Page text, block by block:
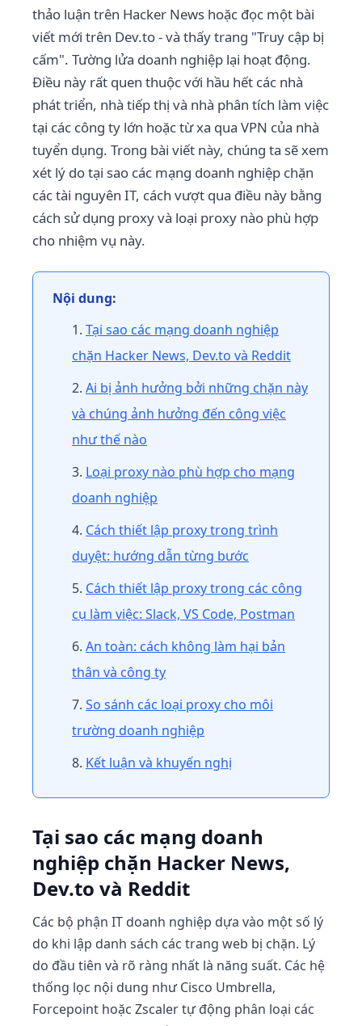
thảo luận trên Hacker News hoặc đọc một bài
viết mới trên Dev.to - và thấy trang "Truy cập bị
cấm". Tường lửa doanh nghiệp lại hoạt động.
Điều này rất quen thuộc với hầu hết các nhà
phát triển, nhà tiếp thị và nhà phân tích làm việc
tại các công ty lớn hoặc từ xa qua VPN của nhà
tuyển dụng. Trong bài viết này, chúng ta sẽ xem
xét lý do tại sao các mạng doanh nghiệp chặn
các tài nguyên IT, cách vượt qua điều này bằng
cách sử dụng proxy và loại proxy nào phù hợp
cho nhiệm vụ này.
Nội dung:
Tại sao các mạng doanh nghiệp
chặn Hacker News, Dev.to và Reddit
Ai bị ảnh hưởng bởi những chặn này
và chúng ảnh hưởng đến công việc
như thế nào
Loại proxy nào phù hợp cho mạng
doanh nghiệp
Cách thiết lập proxy trong trình
duyệt: hướng dẫn từng bước
Cách thiết lập proxy trong các công
cụ làm việc: Slack, VS Code, Postman
An toàn: cách không làm hại bản
thân và công ty
So sánh các loại proxy cho môi
trường doanh nghiệp
Kết luận và khuyến nghị
Tại sao các mạng doanh
nghiệp chặn Hacker News,
Dev.to và Reddit
Các bộ phận IT doanh nghiệp dựa vào một số lý
do khi lập danh sách các trang web bị chặn. Lý
do đầu tiên và rõ ràng nhất là năng suất. Các hệ
thống lọc nội dung như Cisco Umbrella,
Forcepoint hoặc Zscaler tự động phân loại các